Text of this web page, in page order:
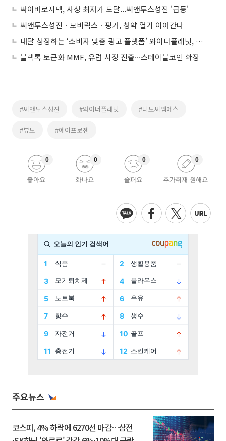
싸이버로지텍, 사상 최저가 도달...씨앤투스성진 '급등'
씨앤투스성진ㆍ모비릭스ㆍ핑거, 청약 열기 이어간다
내달 상장하는 ‘소비자 맞춤 광고 플랫폼’ 와이더플래닛, 수익성 개선 기대-유진투자증권
블랙록 토큰화 MMF, 유럽 시장 진출∙∙∙스테이블코인 확장
#씨앤투스성진 #와이더플래닛 #니노씨엠에스
#뷰노 #에이프로젠
좋아요
0
화나요
0
슬퍼요
0
추가취재 원해요
0
주요뉴스
코스피, 4% 하락에 6270선 마감…삼전